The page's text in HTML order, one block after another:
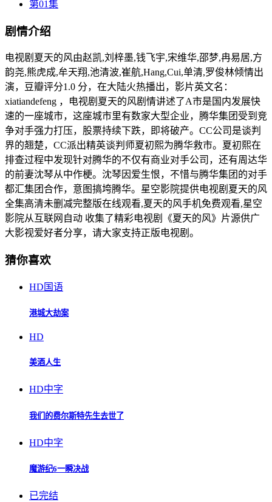
第01集
剧情介绍
电视剧夏天的风由赵凯,刘梓墨,钱飞宇,宋维华,邵梦,冉易居,方
韵尧,熊虎成,牟天翔,池清波,崔航,Hang,Cui,单清,罗俊林倾情出
演，豆瓣评分1.0 分，在大陆火热播出，影片英文名：
xiatiandefeng ，电视剧夏天的风剧情讲述了A市是国内发展快
速的一座城市，这座城市里有数家大型企业，腾华集团受到竞
争对手强力打压，股票持续下跌，即将破产。CC公司是谈判
界的翘楚，CC派出精英谈判师夏初熙为腾华救市。夏初熙在
排查过程中发现针对腾华的不仅有商业对手公司，还有周达华
的前妻沈琴从中作梗。沈琴因爱生恨，不惜与腾华集团的对手
都汇集团合作，意图搞垮腾华。星空影院提供电视剧夏天的风
全集高清未删减完整版在线观看,夏天的风手机免费观看,星空
影院从互联网自动 收集了精彩电视剧《夏天的风》片源供广
大影视爱好者分享，请大家支持正版电视剧。
猜你喜欢
HD国语
港城大劫案
HD
美酒人生
HD中字
我们的费尔斯特先生去世了
HD中字
魔游纪6一瞬决战
已完结